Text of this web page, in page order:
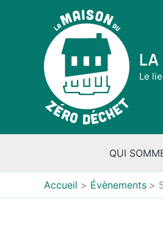
Le
QUI
Accueil Évènements